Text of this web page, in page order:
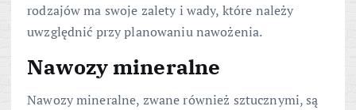
rodzajów ma swoje zalety i wady, które należy
uwzględnić przy planowaniu nawożenia.
Nawozy mineralne
Nawozy mineralne, zwane również sztucznymi, są